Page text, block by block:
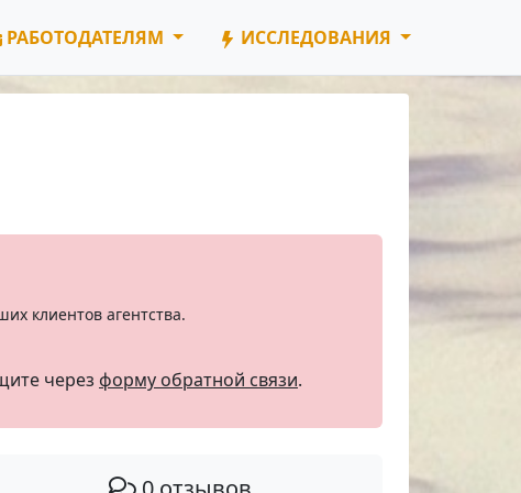
РАБОТОДАТЕЛЯМ ИССЛЕДОВАНИЯ
клиентов агентства.
через форму обратной связи.